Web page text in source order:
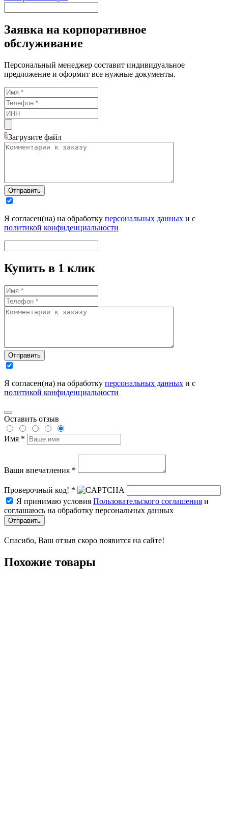
Заявка на корпоративное
обслуживание
Персональный менеджер составит индивидуальное
предложение и оформит все нужные документы.
Загрузите файл
Отправить
Я согласен(на) на обработку персональных данных и с
политикой конфиденциальности
Купить в 1 клик
Отправить
Я согласен(на) на обработку персональных данных и с
политикой конфиденциальности
Оставить отзыв
Имя *
Ваши впечатления *
Проверочный код! *
Я принимаю условия Пользовательского соглашения и
соглашаюсь на обработку персональных данных
Отправить
Спасибо, Ваш отзыв скоро появится на сайте!
Похожие товары